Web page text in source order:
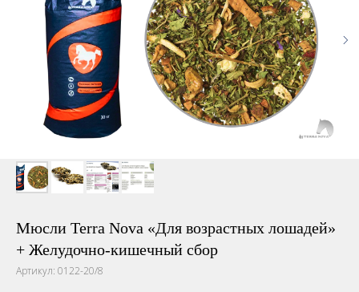
Мюсли Terra Nova «Для возрастных лошадей»
+ Желудочно-кишечный сбор
Артикул: 0122-20/8